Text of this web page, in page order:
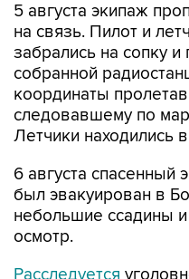
5 августа экипаж
на связь. Пилот и
забрались на сопку и
собранной
координаты
следовавшему по
Летчики находились
6 августа спасенный
был эвакуирован в
небольшие ссадины
осмотр.